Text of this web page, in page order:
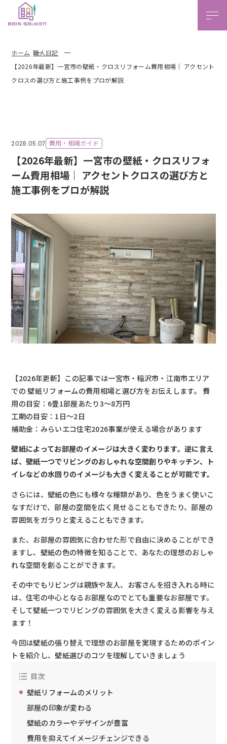
ホーム 職人日記
【2026年最新】一宮市の壁紙・クロスリフォーム費用相場｜ アクセント
クロスの選び方と施工事例をプロが解説
【2026年最新】一宮市の壁紙・クロスリフォ
ーム費用相場｜ アクセントクロスの選び方と
施工事例をプロが解説
2026.05.07 費用・相場ガイド
【2026年更新】この記事では一宮市・稲沢市・江南市エリア
での 壁紙リフォームの費用相場と選び方をお伝えします。 費
用の目安：6畳1部屋あたり3〜8万円
工期の目安：1日〜2日
補助金：みらいエコ住宅2026事業が使える場合があります
壁紙によってお部屋のイメージは大きく変わります。逆に言え
ば、壁紙一つでリビングのおしゃれな空間創りやキッチン、ト
イレなどの水回りのイメージも大きく変えることが可能です。
さらには、壁紙の色にも様々な種類があり、色をうまく使いこ
なすだけで、部屋の空間を広く見せることもできたり、部屋の
雰囲気をガラりと変えることもできます。
また、お部屋の雰囲気に合わせた形で自由に決めることができ
ますし、壁紙の色の特徴を知ることで、あなたの理想のおしゃ
れな空間を創ることができます。
その中でもリビングは親族や友人、お客さんを招き入れる時に
は、住宅の中心となるお部屋なのでとても重要なお部屋です。
そして壁紙一つでリビングの雰囲気を大きく変える影響を与え
ます！
今回は壁紙の張り替えで理想のお部屋を実現するためのポイン
トを紹介し、壁紙選びのコツを理解していきましょう
目次
壁紙リフォームのメリット
部屋の印象が変わる
壁紙のカラーやデザインが豊富
費用を抑えてイメージチェンジできる